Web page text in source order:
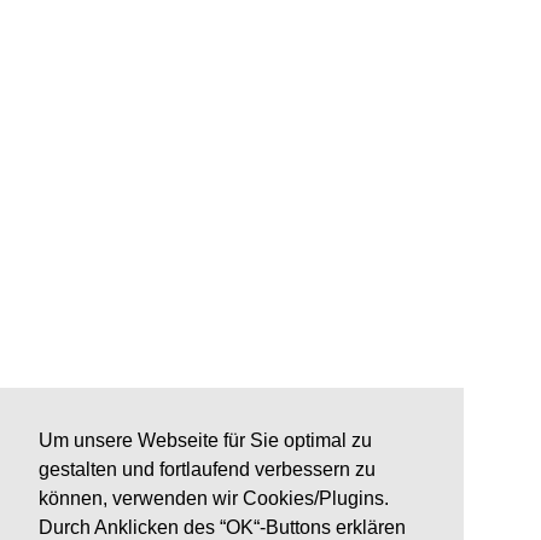
Um unsere Webseite für Sie optimal zu
gestalten und fortlaufend verbessern zu
können, verwenden wir Cookies/Plugins.
Durch Anklicken des “OK“-Buttons erklären